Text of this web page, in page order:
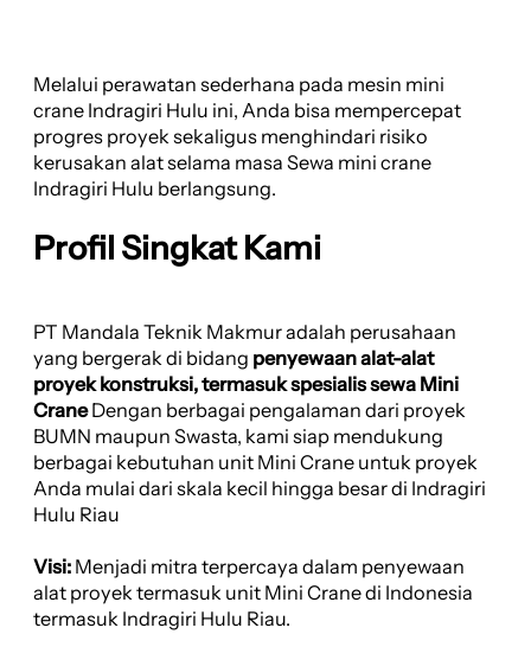
Melalui perawatan sederhana pada mesin mini
crane Indragiri Hulu ini, Anda bisa mempercepat
progres proyek sekaligus menghindari risiko
kerusakan alat selama masa Sewa mini crane
Indragiri Hulu berlangsung.
Profil Singkat Kami
PT Mandala Teknik Makmur adalah perusahaan
yang bergerak di bidang penyewaan alat-alat
proyek konstruksi, termasuk spesialis sewa Mini
CraneDengan berbagai pengalaman dari proyek
BUMN maupun Swasta, kami siap mendukung
berbagai kebutuhan unit Mini Crane untuk proyek
Anda mulai dari skala kecil hingga besar di Indragiri
Hulu Riau
Visi: Menjadi mitra terpercaya dalam penyewaan
alat proyek termasuk unit Mini Crane di Indonesia
termasuk Indragiri Hulu Riau.